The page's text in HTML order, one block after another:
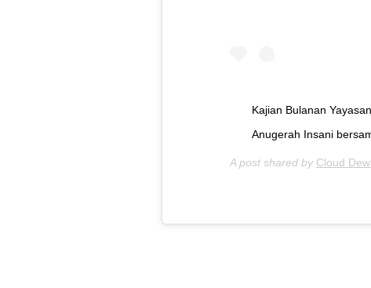
Kajian Bulanan
Anugerah Insani
A post shared by Cloud